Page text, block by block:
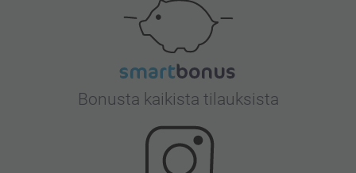
Bonusta kaikista tilauksista